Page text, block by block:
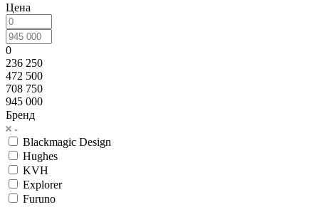
Цена
0
236 250
472 500
708 750
945 000
Бренд
Blackmagic Design
Hughes
KVH
Explorer
Furuno